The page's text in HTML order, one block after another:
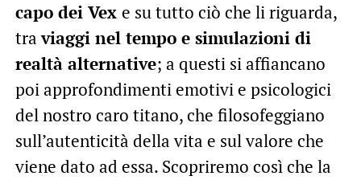
capo dei Vex e su tutto ciò che li riguarda,
traviaggi nel tempo e simulazioni di
realtà alternative; a questi si affiancano
poi approfondimenti emotivi e psicologici
del nostro caro titano, che filosofeggiano
sull’autenticità della vita e sul valore che
viene dato ad essa. Scopriremo così che la